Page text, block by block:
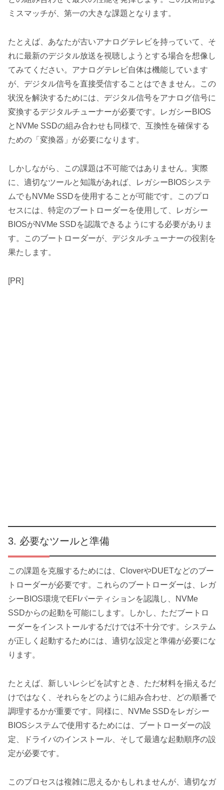
ミスマッチが、第一の大きな課題となります。
たとえば、あなたが古いアナログテレビを持っていて、そ
れに最新のデジタル放送を視聴しようとする場合を想像し
てみてください。アナログテレビ自体は機能しています
が、デジタル信号を直接受信することはできません。この
状況を解決するためには、デジタル信号をアナログ信号に
変換するデジタルチューナーが必要です。レガシーBIOS
とNVMe SSDの組み合わせも同様で、互換性を確保する
ための「変換器」が必要になります。
しかしながら、この課題は不可能ではありません。実際
に、適切なツールと知識があれば、レガシーBIOSシステ
ムでもNVMe SSDを使用することが可能です。このプロ
セスには、特定のブートローダーを使用して、レガシー
BIOSがNVMe SSDを認識できるようにする必要がありま
す。このブートローダーが、デジタルチューナーの役割を
果たします。
[PR]
必要なツールと準備
この課題を克服するためには、CloverやDUETなどのブー
トローダーが必要です。これらのブートローダーは、レガ
シーBIOS環境でEFIパーティションを認識し、NVMe
SSDからの起動を可能にします。しかし、ただブートロ
ーダーをインストールするだけでは不十分です。システム
が正しく起動するためには、適切な設定と準備が必要にな
ります。
たとえば、新しいレシピを試すとき、ただ材料を揃えるだ
けではなく、それらをどのように組み合わせ、どの順番で
調理するかが重要です。同様に、NVMe SSDをレガシー
BIOSシステムで使用するためには、ブートローダーの設
定、ドライバのインストール、そして最適な起動順序の設
定が必要です。
このプロセスは複雑に思えるかもしれませんが、適切なガ